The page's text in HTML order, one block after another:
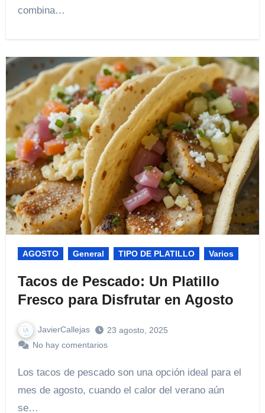
combina…
AGOSTO General TIPO DE PLATILLO Varios
Tacos de Pescado: Un Platillo
Fresco para Disfrutar en Agosto
JavierCallejas
23 agosto, 2025
No hay comentarios
Los tacos de pescado son una opción ideal para el
mes de agosto, cuando el calor del verano aún
se…